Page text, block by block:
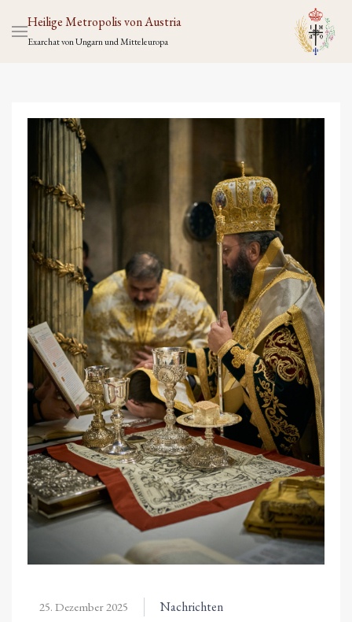
Heilige Metropolis von Austria
Exarchat von Ungarn und Mitteleuropa
25. Dezember 2025 Nachrichten